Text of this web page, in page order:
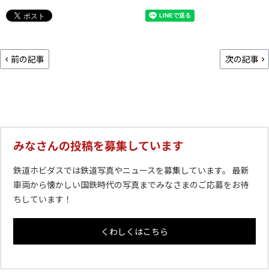
前の記事 次の記事
みなさんの投稿を募集しています
鉄道ホビダスでは鉄道写真やニュースを募集しています。 最新
車両から懐かしい国鉄時代の写真までみなさまのご応募をお待
ちしています！
くわしくはこちら